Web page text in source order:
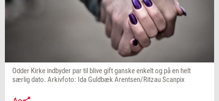
Odder Kirke indbyder par til blive gift ganske enkelt og på en helt
særlig dato. Arkivfoto: Ida Guldbæk Arentsen/Ritzau Scanpix